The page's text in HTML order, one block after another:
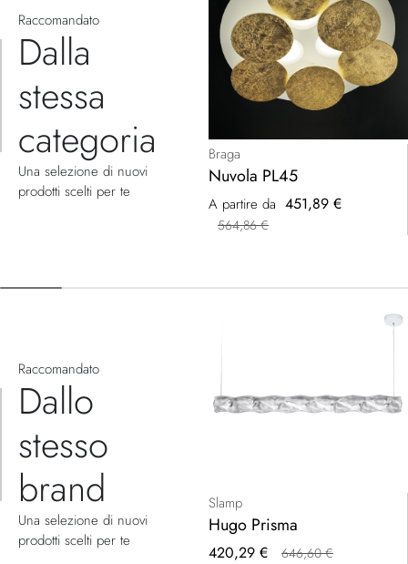
Raccomandato
Dalla
stessa
categoria
Una selezione di nuovi
prodotti scelti per te
Braga
Nuvola PL45
A partire da 451,89 €
564,86 €
Raccomandato
Dallo
stesso
brand
Una selezione di nuovi
prodotti scelti per te
Slamp
Hugo Prisma
Prezzo
420,29 € 646,60 €